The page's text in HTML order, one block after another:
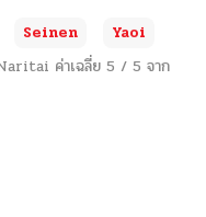
Seinen
Yaoi
ค่าเฉลี่ย 5 / 5 จาก